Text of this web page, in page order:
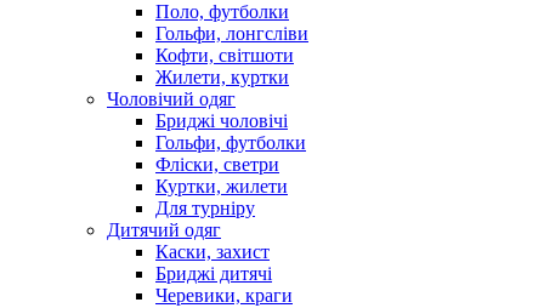
Поло, футболки
Гольфи, лонгсліви
Кофти, світшоти
Жилети, куртки
Чоловічий одяг
Бриджі чоловічі
Гольфи, футболки
Фліски, светри
Куртки, жилети
Для турніру
Дитячий одяг
Каски, захист
Бриджі дитячі
Черевики, краги